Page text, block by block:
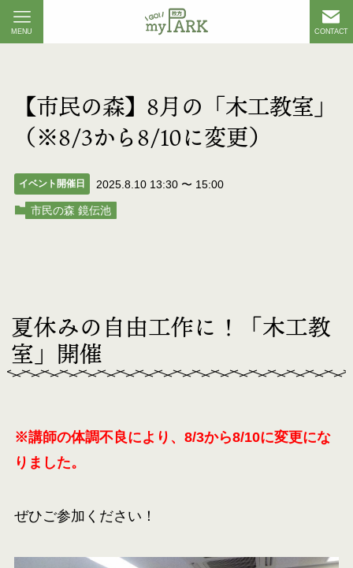
CONTACT
MENU
【市民の森】8月の「木工教室」
（※8/3から8/10に変更）
イベント開催日 2025.8.10 13:30 〜 15:00
市民の森 鏡伝池
夏休みの自由工作に！「木工教
室」開催
※講師の体調不良により、8/3から8/10に変更にな
りました。
ぜひご参加ください！